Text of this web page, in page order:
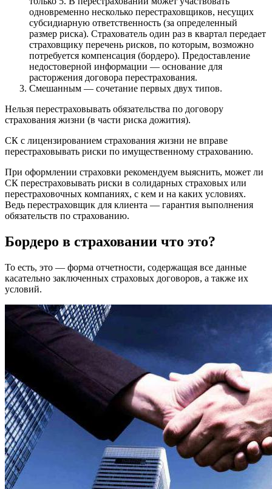
одновременно несколько перестраховщиков, несущих
субсидиарную ответственность (за определенный
размер риска). Страхователь один раз в квартал передает
страховщику перечень рисков, по которым, возможно
потребуется компенсация (бордеро). Предоставление
недостоверной информации — основание для
расторжения договора перестрахования.
Смешанным — сочетание первых двух типов.
Нельзя перестраховывать обязательства по договору
страхования жизни (в части риска дожития).
СК с лицензированием страхования жизни не вправе
перестраховывать риски по имущественному страхованию.
При оформлении страховки рекомендуем выяснить, может ли
СК перестраховывать риски в солидарных страховых или
перестраховочных компаниях, с кем и на каких условиях.
Ведь перестраховщик для клиента — гарантия выполнения
обязательств по страхованию.
Бордеро в страховании что это?
То есть, это — форма отчетности, содержащая все данные
касательно заключенных страховых договоров, а также их
условий.